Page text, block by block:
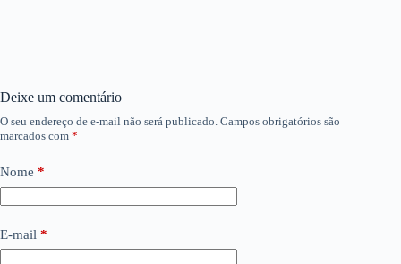
Deixe um comentário
O seu endereço de e-mail não será publicado. Campos obrigatórios são
marcados com *
Nome *
E-mail *